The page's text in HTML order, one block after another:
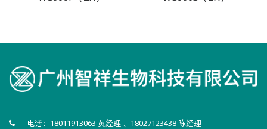
电话：18011913063 黄经理 、18027123438 陈经理